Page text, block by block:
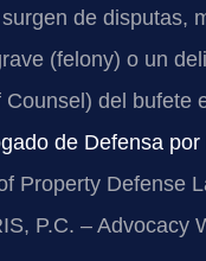
de disputas,
(felony) o un
del bufete
de Defensa
Property Defense
P.C. – Advocacy